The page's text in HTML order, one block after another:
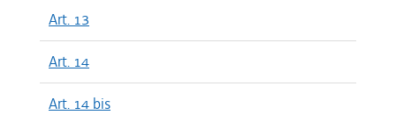
Art. 13
Art. 14
Art. 14 bis